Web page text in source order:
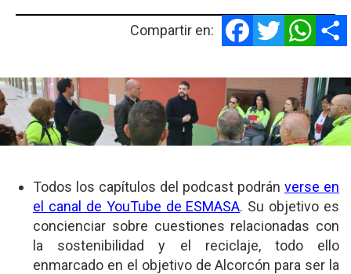
Compartir en:
Facebook
Twitter
Todos los capítulos del podcast podrán verse en
el canal de YouTube de ESMASA. Su objetivo es
concienciar sobre cuestiones relacionadas con
la sostenibilidad y el reciclaje, todo ello
enmarcado en el objetivo de Alcorcón para ser la